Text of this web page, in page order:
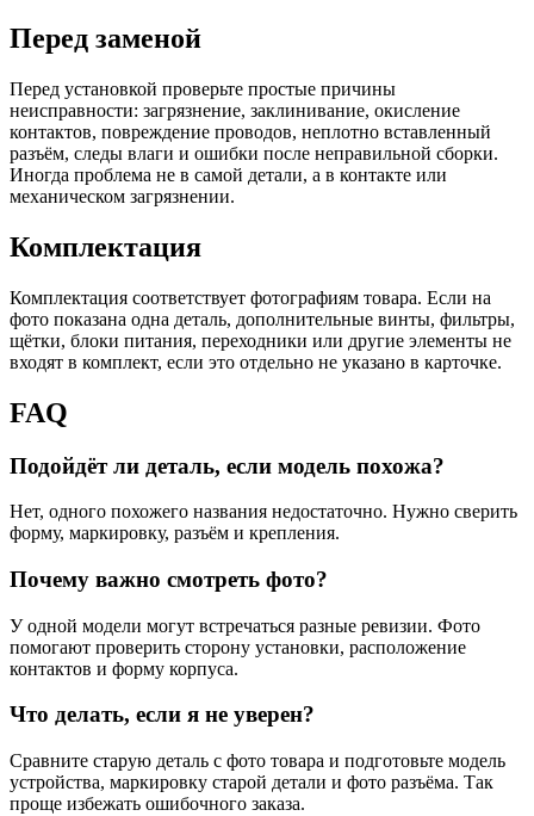
Перед заменой
Перед установкой проверьте простые причины
неисправности: загрязнение, заклинивание, окисление
контактов, повреждение проводов, неплотно вставленный
разъём, следы влаги и ошибки после неправильной сборки.
Иногда проблема не в самой детали, а в контакте или
механическом загрязнении.
Комплектация
Комплектация соответствует фотографиям товара. Если на
фото показана одна деталь, дополнительные винты, фильтры,
щётки, блоки питания, переходники или другие элементы не
входят в комплект, если это отдельно не указано в карточке.
FAQ
Подойдёт ли деталь, если модель похожа?
Нет, одного похожего названия недостаточно. Нужно сверить
форму, маркировку, разъём и крепления.
Почему важно смотреть фото?
У одной модели могут встречаться разные ревизии. Фото
помогают проверить сторону установки, расположение
контактов и форму корпуса.
Что делать, если я не уверен?
Сравните старую деталь с фото товара и подготовьте модель
устройства, маркировку старой детали и фото разъёма. Так
проще избежать ошибочного заказа.